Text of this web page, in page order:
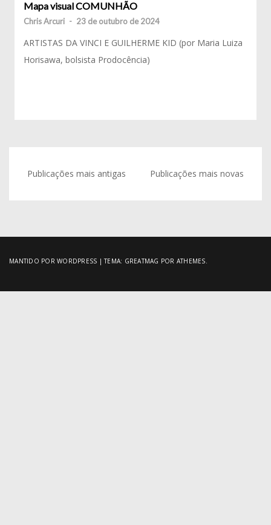
Mapa visual COMUNHÃO
Chris Arcuri - 23 de outubro de 2024
ARTISTAS DA VINCI E GUILHERME KID (por Maria Luiza
Horisawa, bolsista Prodocência)
Navegação
Publicações mais antigas Publicações mais novas
MANTIDO POR WORDPRESS |TEMA: GREATMAG POR ATHEMES.